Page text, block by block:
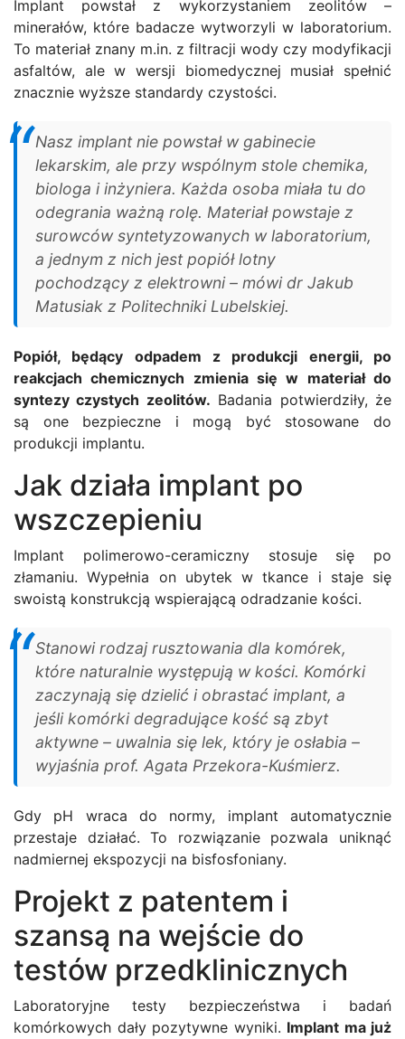
Implant powstał z wykorzystaniem zeolitów –
minerałów, które badacze wytworzyli w laboratorium.
To materiał znany m.in. z filtracji wody czy modyfikacji
asfaltów, ale w wersji biomedycznej musiał spełnić
znacznie wyższe standardy czystości.
Nasz implant nie powstał w gabinecie
lekarskim, ale przy wspólnym stole chemika,
biologa i inżyniera. Każda osoba miała tu do
odegrania ważną rolę. Materiał powstaje z
surowców syntetyzowanych w laboratorium,
a jednym z nich jest popiół lotny
pochodzący z elektrowni – mówi dr Jakub
Matusiak z Politechniki Lubelskiej.
Popiół, będący odpadem z produkcji energii, po
reakcjach chemicznych zmienia się w materiał do
syntezy czystych zeolitów. Badania potwierdziły, że
są one bezpieczne i mogą być stosowane do
produkcji implantu.
Jak działa implant po
wszczepieniu
Implant polimerowo-ceramiczny stosuje się po
złamaniu. Wypełnia on ubytek w tkance i staje się
swoistą konstrukcją wspierającą odradzanie kości.
Stanowi rodzaj rusztowania dla komórek,
które naturalnie występują w kości. Komórki
zaczynają się dzielić i obrastać implant, a
jeśli komórki degradujące kość są zbyt
aktywne – uwalnia się lek, który je osłabia –
wyjaśnia prof. Agata Przekora-Kuśmierz.
Gdy pH wraca do normy, implant automatycznie
przestaje działać. To rozwiązanie pozwala uniknąć
nadmiernej ekspozycji na bisfosfoniany.
Projekt z patentem i
szansą na wejście do
testów przedklinicznych
Laboratoryjne testy bezpieczeństwa i badań
komórkowych dały pozytywne wyniki. Implant ma już